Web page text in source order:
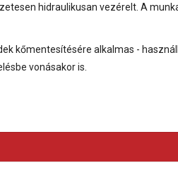
hidraulikusan vezérelt. A
kőmentesítésére alkalmas -
vonásakor is.